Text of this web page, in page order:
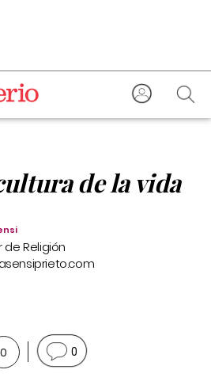
de la vida
de Religión
0 0